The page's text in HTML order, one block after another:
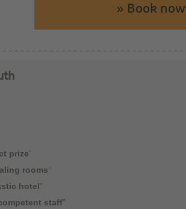
» Book now
prize”
rooms”
hotel”
staff”